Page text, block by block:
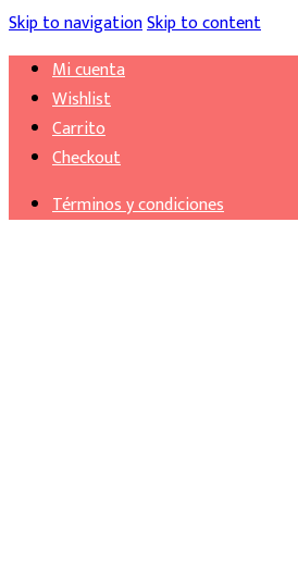
Skip to navigationSkip to content
Mi cuenta
Wishlist
Carrito
Checkout
Términos y condiciones